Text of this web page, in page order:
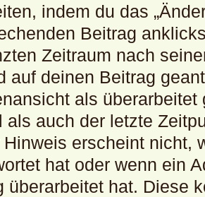
indem du das
Beitrag
Zeitraum nach
auf deinen Beitrag
als
als auch der letzte
Hinweis erscheint nicht,
hat oder wenn ein
überarbeitet hat. Diese